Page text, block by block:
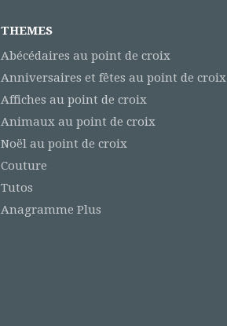
THEMES
Abécédaires au point de croix
Anniversaires et fêtes au point de croix
Affiches au point de croix
Animaux au point de croix
Noël au point de croix
Couture
Tutos
Anagramme Plus